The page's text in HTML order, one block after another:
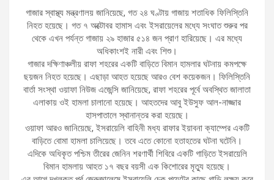
গাজার স্বাস্থ্য মন্ত্রণালয় জানিয়েছে, গত ২৪ ঘণ্টায় গাজায় শতাধিক ফিলিস্তিনি
নিহত হয়েছে। গত ৭ অক্টোবর হামাস এবং ইসরায়েলের মধ্যে সংঘাত শুরুর পর
থেকে এখন পর্যন্ত গাজায় ২৯ হাজার ৫১৪ জন প্রাণ হারিয়েছে। এর মধ্যে
অধিকাংশই নারী এবং শিশু।
গাজার দক্ষিণাঞ্চলীয় রাফা শহরের একটি বাড়িতে বিমান হামলার ঘটনায় কমপক্ষে
ছয়জন নিহত হয়েছে। এছাড়া আহত হয়েছে আরও বেশ কয়েকজন। ফিলিস্তিনি
বার্তা সংস্থা ওয়াফা নিউজ এজেন্সি জানিয়েছে, রাফা শহরের পূর্বে অবস্থিত জালাতা
এলাকায় ওই হামলা চালানো হয়েছে। আহতদের আবু ইউসুফ আল-নাজ্জার
হাসপাতালে স্থানান্তর করা হয়েছে।
ওয়াফা আরও জানিয়েছে, ইসরায়েলি বাহিনী মধ্য রাফার ইয়াবনা ক্যাম্পের একটি
বাড়িতে বোমা হামলা চালিয়েছে। তবে এতে কোনো হতাহতের ঘটনা ঘটেনি।
এদিকে অধিকৃত পশ্চিম তীরের জেনিন শরণার্থী শিবিরে একটি গাড়িতে ইসরায়েলি
বিমান হামলায় আহত ১৭ বছর বয়সী এক কিশোরের মৃত্যু হয়েছে।